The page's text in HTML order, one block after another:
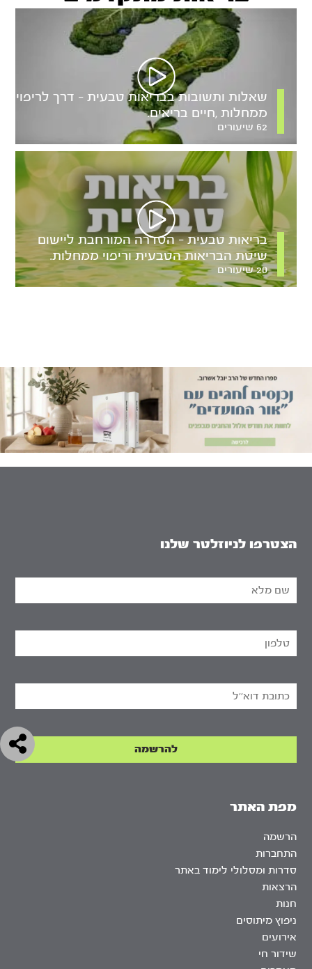
שאלות ותשובות בבריאות טבעית – דרך לריפוי
ממחלות ,חיים בריאים.
62 שיעורים
בריאות טבעית – הסדרה המורחבת ליישום
שיטת הבריאות הטבעית וריפוי ממחלות.
20 שיעורים
מפת האתר
הרשמה
התחברות
סדרות ומסלולי לימוד באתר
הרצאות
חנות
ניפוץ מיתוסים
אירועים
שידור חי
הצטרפו לניוזלטר שלנו